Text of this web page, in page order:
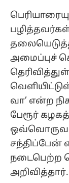
பழித்தவர்கள்
அமைப்புச்
வா’ என்ற
பேரூர்
சந்திப்பேன்
நடைபெற்ற
அறிவித்தார்.